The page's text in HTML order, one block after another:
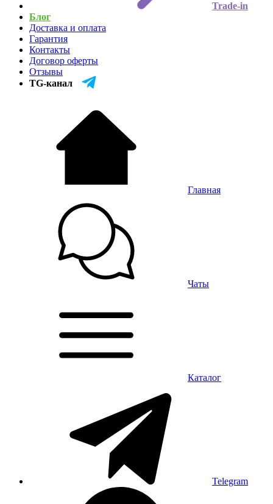
Trade-in
Блог
Доставка и оплата
Гарантия
Контакты
Договор оферты
Отзывы
TG-канал
Главная
Чаты
Каталог
Telegram